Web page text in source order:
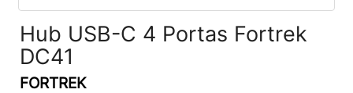
Hub USB-C 4 Portas Fortrek
DC41
FORTREK